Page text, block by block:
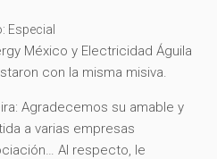
Especial
México y Electricidad Águila
con la misma misiva.
Agradecemos su amable y
a varias empresas
Al respecto, le